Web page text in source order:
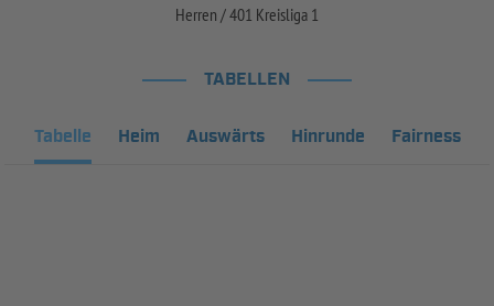
Herren / 401 Kreisliga 1
TABELLEN
Tabelle Heim Auswärts Hinrunde Fairness